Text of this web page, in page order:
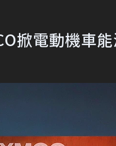
掀電動機車